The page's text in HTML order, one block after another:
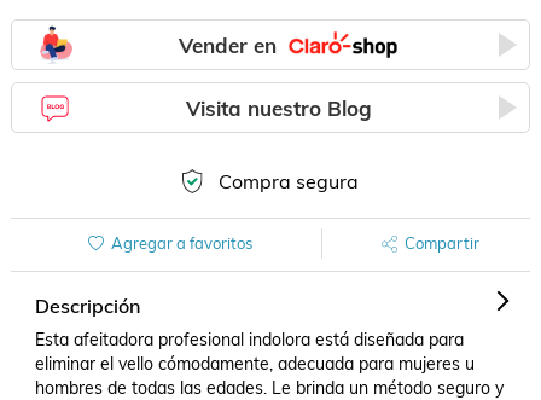
Vender en
Visita nuestro Blog
Compra segura
Agregar a favoritos Compartir
Descripción
Esta afeitadora profesional indolora está diseñada para
eliminar el vello cómodamente, adecuada para mujeres u
hombres de todas las edades. Le brinda un método seguro y